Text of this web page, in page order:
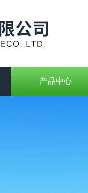
产品中心